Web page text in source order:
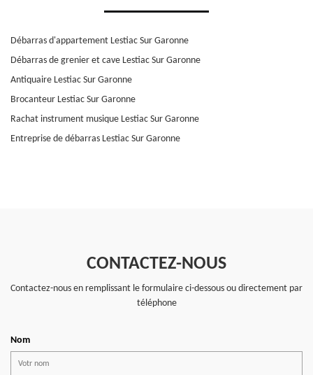
Débarras d'appartement Lestiac Sur Garonne
Débarras de grenier et cave Lestiac Sur Garonne
Antiquaire Lestiac Sur Garonne
Brocanteur Lestiac Sur Garonne
Rachat instrument musique Lestiac Sur Garonne
Entreprise de débarras Lestiac Sur Garonne
CONTACTEZ-NOUS
Contactez-nous en remplissant le formulaire ci-dessous ou directement par
téléphone
Nom